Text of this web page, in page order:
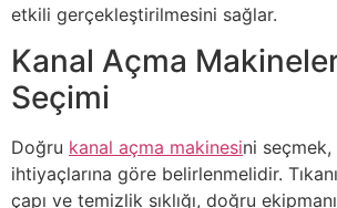
etkili gerçekleştirilmesini sağlar.
Kanal Açma
Seçimi
Doğru kanal açma makinesini
ihtiyaçlarına göre belirlenmelidir.
çapı ve temizlik sıklığı, doğru